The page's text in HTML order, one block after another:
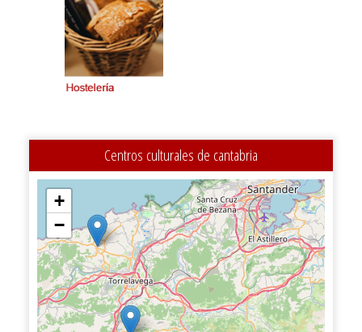
Centros culturales de cantabria
+
−